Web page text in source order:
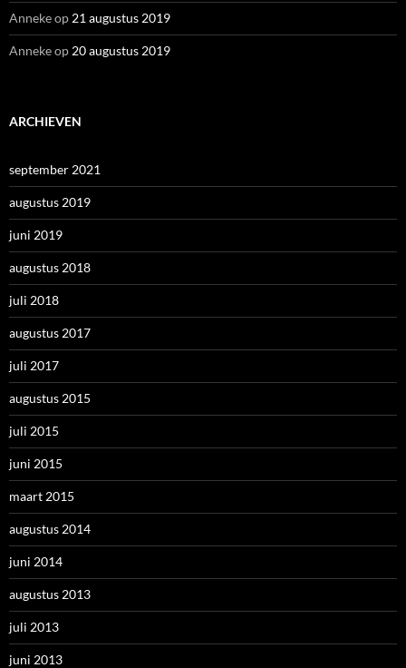
Annekeop 21 augustus 2019
Annekeop 20 augustus 2019
ARCHIEVEN
september 2021
augustus 2019
juni 2019
augustus 2018
juli 2018
augustus 2017
juli 2017
augustus 2015
juli 2015
juni 2015
maart 2015
augustus 2014
juni 2014
augustus 2013
juli 2013
juni 2013